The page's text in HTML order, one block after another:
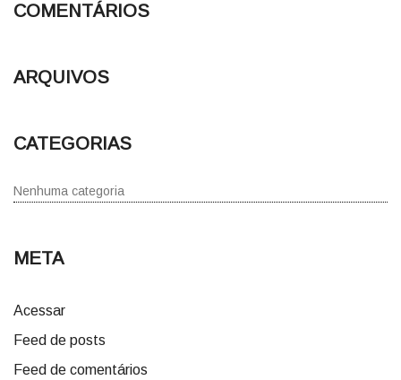
COMENTÁRIOS
ARQUIVOS
CATEGORIAS
Nenhuma categoria
META
Acessar
Feed de posts
Feed de comentários